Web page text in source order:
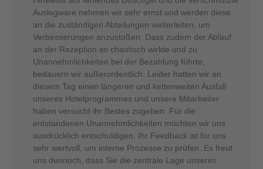
Auslegware nehmen wir sehr ernst und werden diese
an die zuständigen Abteilungen weiterleiten, um
Verbesserungen anzustoßen. Dass zudem der Ablauf
an der Rezeption so chaotisch wirkte und zu
Unannehmlichkeiten bei der Bezahlung führte,
bedauern wir außerordentlich. Leider hatten wir an
diesem Tag einen längeren und kettenweiten Ausfall
unseres Hotelprogrammes und unsere Mitarbeiter
haben versucht ihr Bestes zugeben. Für die
entstandenen Unannehmlichkeiten möchten wir uns
ausdrücklich entschuldigen. Ihr Feedback ist für uns
sehr wertvoll, um interne Prozesse zu prüfen. Es freut
uns dennoch, dass Sie die zentrale Lage unseres